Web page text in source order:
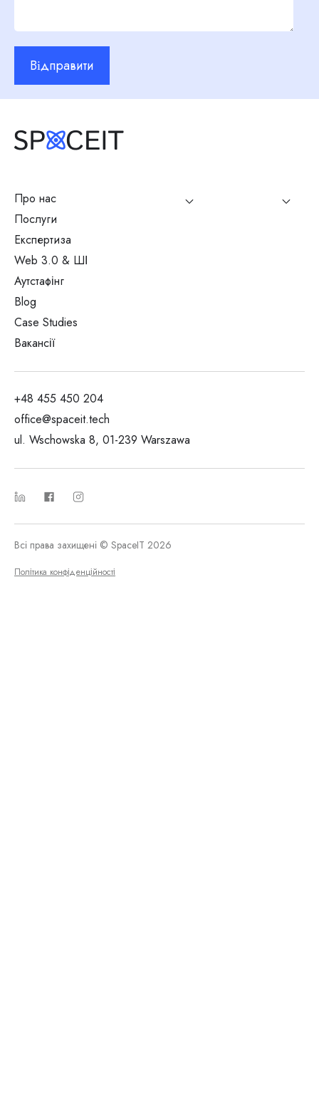
Відправити
Про нас
Послуги
Експертиза
Web 3.0 & ШІ
Аутстафінг
Blog
Case Studies
Вакансії
+48 455 450 204
office@spaceit.tech
ul. Wschowska 8, 01-239 Warszawa
Всі права захищені © SpaceIT 2026
Політика конфіденційності